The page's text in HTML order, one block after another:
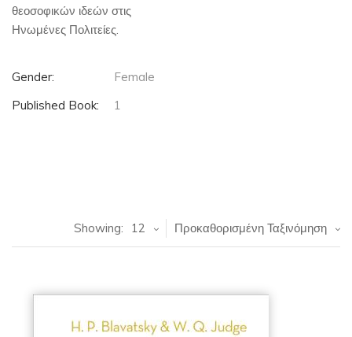
θεοσοφικών ιδεών στις
Ηνωμένες Πολιτείες.
Gender:
Female
Published Book:
1
Προκαθορισμένη Ταξινόμηση
Showing: 12